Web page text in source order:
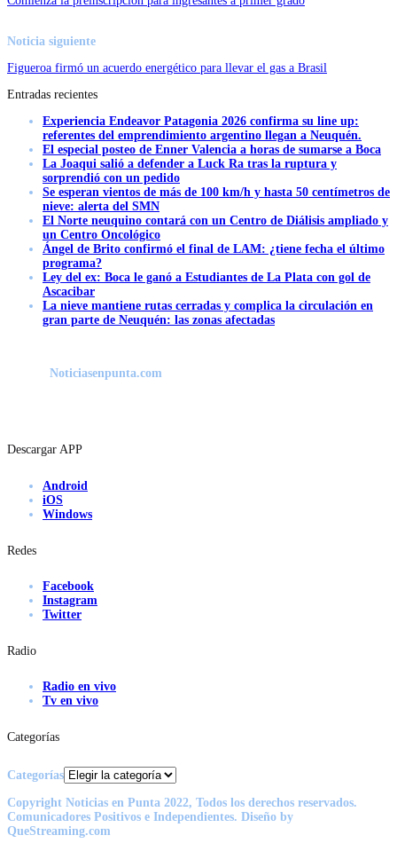
Noticia siguiente
Figueroa firmó un acuerdo energético para llevar el gas a Brasil
Entradas recientes
Experiencia Endeavor Patagonia 2026 confirma su line up:
referentes del emprendimiento argentino llegan a Neuquén.
El especial posteo de Enner Valencia a horas de sumarse a Boca
La Joaqui salió a defender a Luck Ra tras la ruptura y
sorprendió con un pedido
Se esperan vientos de más de 100 km/h y hasta 50 centímetros de
nieve: alerta del SMN
El Norte neuquino contará con un Centro de Diálisis ampliado y
un Centro Oncológico
Ángel de Brito confirmó el final de LAM: ¿tiene fecha el último
programa?
Ley del ex: Boca le ganó a Estudiantes de La Plata con gol de
Ascacibar
La nieve mantiene rutas cerradas y complica la circulación en
gran parte de Neuquén: las zonas afectadas
Noticiasenpunta.com
Descargar APP
Android
iOS
Windows
Redes
Facebook
Instagram
Twitter
Radio
Radio en vivo
Tv en vivo
Categorías
Categorías
Copyright Noticias en Punta 2022, Todos los derechos reservados.
Comunicadores Positivos e Independientes. Diseño by
QueStreaming.com